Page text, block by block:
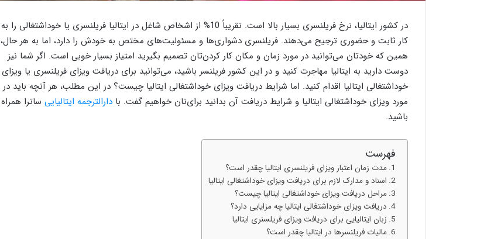
در کشور ایتالیا، نرخ فریلنسری بسیار بالا است. تقریباً 10% از اشخاص شاغل در ایتالیا فریلنسری یا خوداشتغالی را به
کار ثابت و حضوری ترجیح می‌دهند. فریلنسری دشواری‌ها و مسئولیت‌های مختص به خودش را دارد، اما به هر حال،
همین که خودتان می‌توانید در مورد زمان و مکان کار کردن‌تان تصمیم بگیرید امتیاز بسیار خوبی است. اگر شما نیز
دوست دارید به ایتالیا مهاجرت کنید و در این کشور فریلنسر باشید، می‌توانید برای دریافت ویزای فریلنسری یا ویزای
خوداشتغالی ایتالیا اقدام کنید. اما شرایط دریافت ویزای خوداشتغالی ایتالیا چیست؟ در این مطلب، هر آنچه باید در
مورد ویزای خوداشتغالی ایتالیا و شرایط دریافت آن بدانید برای‌تان خواهیم گفت. با دارالترجمه ایتالیایی ساترا همراه
باشید.
فهرست
مدت زمان اعتبار ویزای فریلنسری ایتالیا چقدر است؟
اسناد و مدارک لازم برای دریافت ویزای خوداشتغالی ایتالیا
مراحل دریافت ویزای خوداشتغالی ایتالیا چیست؟
دریافت ویزای خوداشتغالی ایتالیا چه مزایایی دارد؟
زبان ایتالیایی برای دریافت ویزای فریلسنری ایتالیا
مالیات فریلنسرها در ایتالیا چقدر است؟